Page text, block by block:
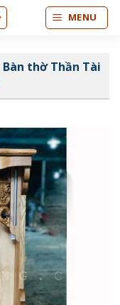
MENU
Bàn thờ Thần Tài